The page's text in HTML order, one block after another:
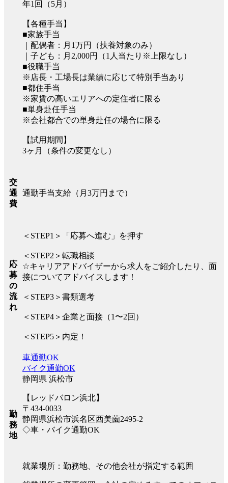
年1回（5月）
【各種手当】
■家族手当
｜配偶者：月1万円（扶養対象のみ）
｜子ども：月2,000円（1人当たり※上限なし）
■役職手当
※店長・工場長は業績に応じて特別手当あり
■都住手当
※家賃の高いエリアへの定住者に限る
■単身赴任手当
※会社都合での単身赴任の場合に限る
【試用期間】
3ヶ月（条件の変更なし）
交
通
費
通勤手当支給（月3万円まで）
応
募
の
流
れ
＜STEP1＞「応募へ進む」を押す
＜STEP2＞転職相談
☆キャリアアドバイザーから求人をご紹介したり、面
接についてアドバイスします！
＜STEP3＞書類選考
＜STEP4＞企業と面接（1〜2回）
＜STEP5＞内定！
勤
務
地
車通勤OK
バイク通勤OK
静岡県 浜松市
【レッドバロン浜北】
〒434-0033
静岡県浜松市浜名区西美薗2495-2
◇車・バイク通勤OK
就業場所：勤務地、その他会社が指定する範囲